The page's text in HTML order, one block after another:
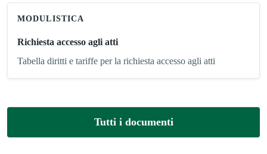
MODULISTICA
Richiesta accesso agli atti
Tabella diritti e tariffe per la richiesta accesso agli atti
Tutti i documenti